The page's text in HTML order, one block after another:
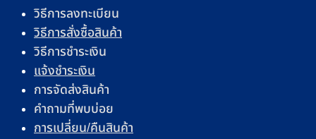
วิธีการลงทะเบียน
วิธีการสั่งซื้อสินค้า
วิธีการชำระเงิน
แจ้งชำระเงิน
การจัดส่งสินค้า
คำถามที่พบบ่อย
การเปลี่ยน/คืนสินค้า